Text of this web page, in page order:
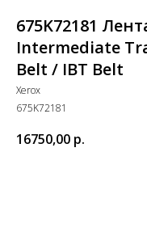
675K72181
Intermediate
Belt / IBT Belt
Xerox
675K72181
16750,00 р.